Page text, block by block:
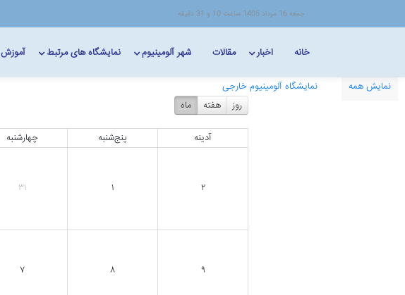
جمعه 16 مرداد 1405 ساعت 10 و 31 دقیقه
خانه اخبار مقالات شهر آلومینیوم نمایشگاه های مرتبط آموزش
نمایش همه
نمایشگاه آلومینیوم خارجی
ماه هفته روز
آدینه پنج‌شنبه چهارشنبه
۲ ۱ ۳۱
۹ ۸ ۷